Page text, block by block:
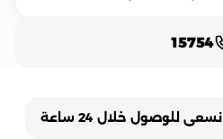
15754
نسعى للوصول خلال 24 ساعة